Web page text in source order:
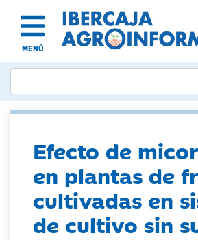
MENÚ
Efecto de
en plantas de
cultivadas en
de cultivo sin